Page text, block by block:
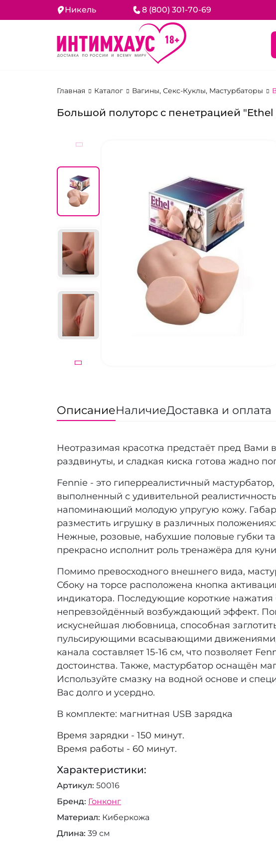
Никель 8 (800) 301-70-69
Главная Каталог Вагины, Секс-Куклы, Мастурбаторы
Большой полуторс с пенетрацией "Ethel
ОписаниеНаличиеДоставка и оплата
Неотразимая красотка предстаёт пред
раздвинуты, и сладкая киска готова жадно
Fennie - это гиперреалистичный
выполненный с удивительной
напоминающий молодую упругую кожу.
разместить игрушку в различных
Нежные, розовые, набухшие половые губки
прекрасно исполнит роль тренажёра для
Помимо превосходного внешнего вида,
Сбоку на торсе расположена кнопка
индикатора. Последующие короткие
непревзойдённый возбуждающий эффект.
искуснейшая любовница, способная
пульсирующими всасывающими движениями,
канала составляет 15-16 см, что позволяет
достоинства. Также, мастурбатор оснащён
Используйте смазку на водной основе и
Вас долго и усердно.
В комплекте: магнитная USB зарядка
Время зарядки - 150 минут.
Время работы - 60 минут.
Характеристики:
Артикул 50016
Бренд Гонконг
Материал Киберкожа
Длина 39 см